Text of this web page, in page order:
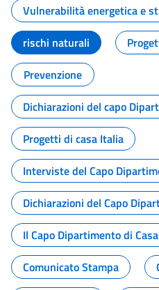
Vulnerabilità energetica e
rischi naturali
Prevenzione
Dichiarazioni del capo
Progetti di casa Italia
Interviste del Capo
Dichiarazioni del Capo
Il Capo Dipartimento di
Comunicato Stampa